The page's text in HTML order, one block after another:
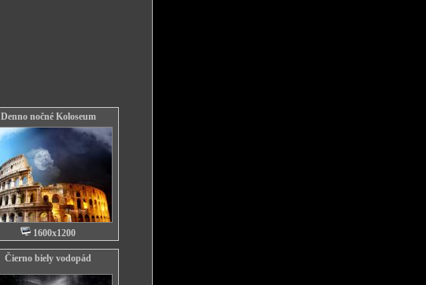
Denno nočné Koloseum
1600x1200
Čierno biely vodopád